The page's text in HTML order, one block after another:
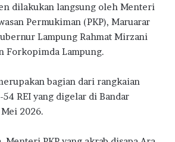
dilakukan langsung oleh Menteri
Permukiman (PKP), Maruarar
Lampung Rahmat Mirzani
Forkopimda Lampung.
bagian dari rangkaian
REI yang digelar di Bandar
2026.